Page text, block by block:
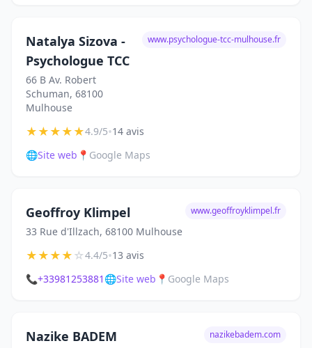
Natalya Sizova -
Psychologue TCC
66 B Av. Robert
Schuman, 68100
Mulhouse
www.psychologue-tcc-mulhouse.fr
★★★★★4.9/5•14 avis
🌐Site web 📍 Google Maps
Geoffroy Klimpel
33 Rue d'Illzach, 68100 Mulhouse
www.geoffroyklimpel.fr
★★★★☆4.4/5•13 avis
📞+33981253881 🌐Site web 📍 Google Maps
Nazike BADEM nazikebadem.com